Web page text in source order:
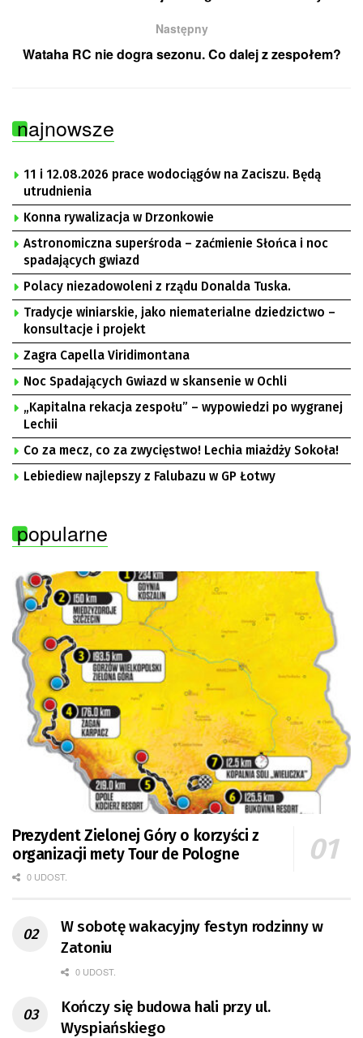
Następny
Wataha RC nie dogra sezonu. Co dalej z zespołem?
najnowsze
11 i 12.08.2026 prace wodociągów na Zaciszu. Będą
utrudnienia
Konna rywalizacja w Drzonkowie
Astronomiczna superśroda – zaćmienie Słońca i noc
spadających gwiazd
Polacy niezadowoleni z rządu Donalda Tuska.
Tradycje winiarskie, jako niematerialne dziedzictwo –
konsultacje i projekt
Zagra Capella Viridimontana
Noc Spadających Gwiazd w skansenie w Ochli
„Kapitalna rekacja zespołu” – wypowiedzi po wygranej
Lechii
Co za mecz, co za zwycięstwo! Lechia miażdży Sokoła!
Lebiediew najlepszy z Falubazu w GP Łotwy
popularne
Prezydent Zielonej Góry o korzyści z
organizacji mety Tour de Pologne
0 UDOST.
W sobotę wakacyjny festyn rodzinny w
Zatoniu
0 UDOST.
Kończy się budowa hali przy ul.
Wyspiańskiego